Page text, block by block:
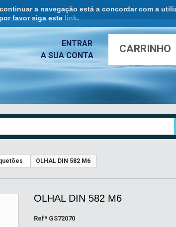
a navegação está a concordar com a
favor siga este link.
CARRINHO
ENTRAR
A SUA CONTA
OLHAL DIN 582 M6
OLHAL DIN 582 M6
Refª GS72070